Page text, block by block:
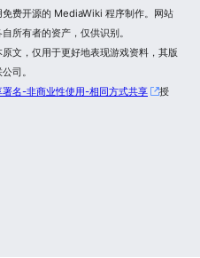
费开源的 MediaWiki 程序制作。网站
所有者的资产，仅供识别。
文，仅用于更好地表现游戏资料，其版
司。
署名-非商业性使用-相同方式共享
授